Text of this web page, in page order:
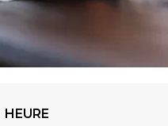
HEURE